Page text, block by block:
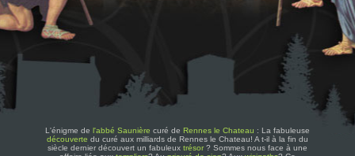
L'énigme de l'abbé Saunière curé de Rennes le Chateau : La fabuleuse
découverte du curé aux milliards de Rennes le Chateau! A t-il à la fin du
siècle dernier découvert un fabuleux trésor? Sommes nous face à une